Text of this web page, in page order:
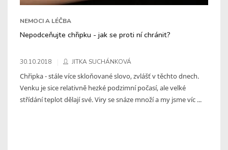
NEMOCI A LÉČBA
Nepodceňujte chřipku - jak se proti ní chránit?
30.10.2018 JITKA SUCHÁNKOVÁ
Chřipka - stále více skloňované slovo, zvlášť v těchto dnech.
Venku je sice relativně hezké podzimní počasí, ale velké
střídání teplot dělají své. Viry se snáze množí a my jsme víc ...